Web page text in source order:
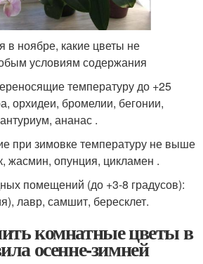
в ноябре, какие цветы не
условиям содержания
температуру до +25
орхидеи, бромелии, бегонии,
ананас .
при зимовке температуру не выше
жасмин, опунция, цикламен .
помещений (до +3-8 градусов):
лавр, самшит, бересклет.
комнатные цветы в
осенне-зимней